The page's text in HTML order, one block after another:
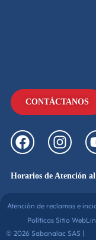
CONTÁCTANOS
Horarios de Atención
© 2026 Sabanalac SAS |
Atención de reclamos e
Políticas Sitio Web